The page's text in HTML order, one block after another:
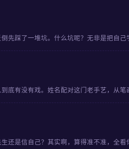
先踩了一堆坑。什么坑呢？无非是把自
底有没有戏。姓名配对这门老手艺，从
还是信自己？其实啊，算得准不准，全